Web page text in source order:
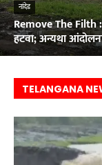
नांदेड
Remove The Filth
हटवा; अन्यथा
TELANGANA